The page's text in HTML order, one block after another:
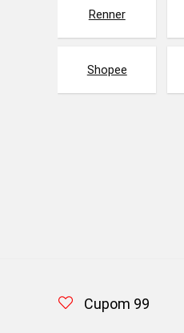
Renner
Shopee
Cupom 99